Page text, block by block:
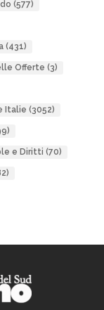
(577)
(431)
Offerte (3)
Italie (3052)
e Diritti (70)